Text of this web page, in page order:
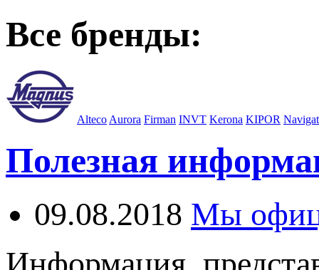
Все бренды:
Alteco Aurora Firman INVT Kerona KIPOR
Полезная
09.08.2018 Мы